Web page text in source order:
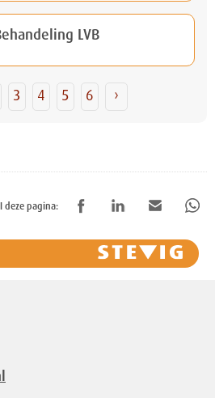
LVB
3 4 5 6 ›
deze pagina: